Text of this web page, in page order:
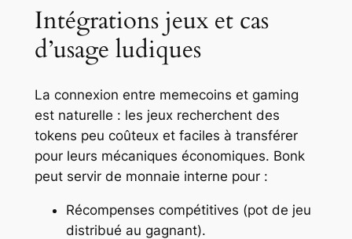
Intégrations jeux et cas
d’usage ludiques
La connexion entre memecoins et gaming
est naturelle : les jeux recherchent des
tokens peu coûteux et faciles à transférer
pour leurs mécaniques économiques. Bonk
peut servir de monnaie interne pour :
Récompenses compétitives (pot de jeu
distribué au gagnant).